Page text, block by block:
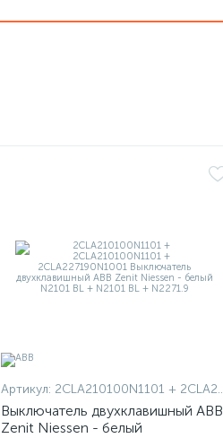
Артикул: 2CLA210100N1101 + 2CLA210100N1101 + 2CLA227190N1001
Выключатель двухклавишный ABB
Zenit Niessen - белый